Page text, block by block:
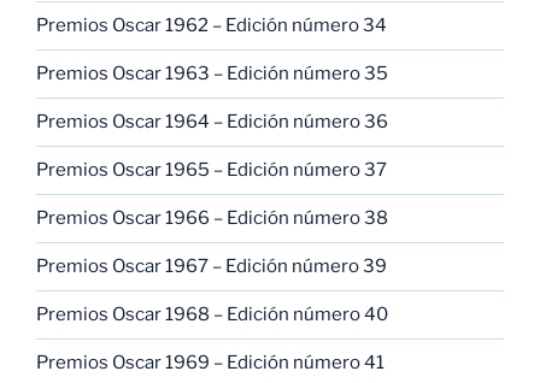
Premios Oscar 1962 – Edición número 34
Premios Oscar 1963 – Edición número 35
Premios Oscar 1964 – Edición número 36
Premios Oscar 1965 – Edición número 37
Premios Oscar 1966 – Edición número 38
Premios Oscar 1967 – Edición número 39
Premios Oscar 1968 – Edición número 40
Premios Oscar 1969 – Edición número 41